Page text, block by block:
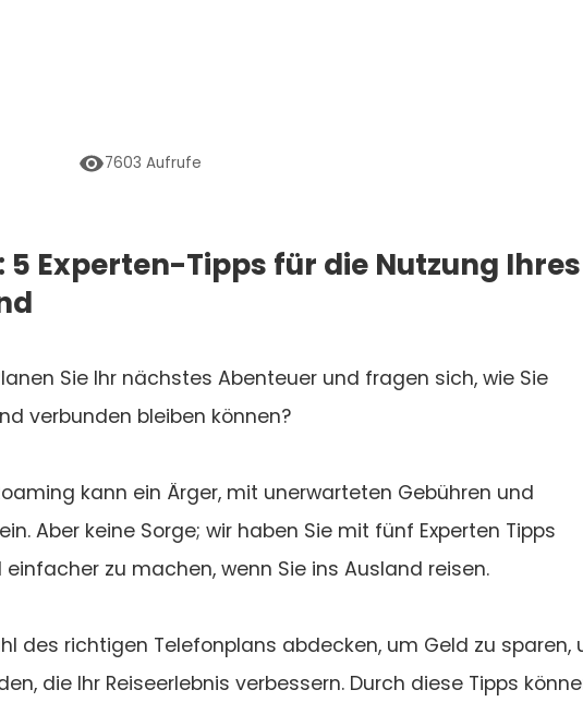
7603 Aufrufe
5 Experten-Tipps für die Nutzung Ihres
Sie Ihr nächstes Abenteuer und fragen sich, wie Sie
verbunden bleiben können?
kann ein Ärger, mit unerwarteten Gebühren und
Aber keine Sorge; wir haben Sie mit fünf Experten Tipps
zu machen, wenn Sie ins Ausland reisen.
des richtigen Telefonplans abdecken, um Geld zu sparen,
die Ihr Reiseerlebnis verbessern. Durch diese Tipps